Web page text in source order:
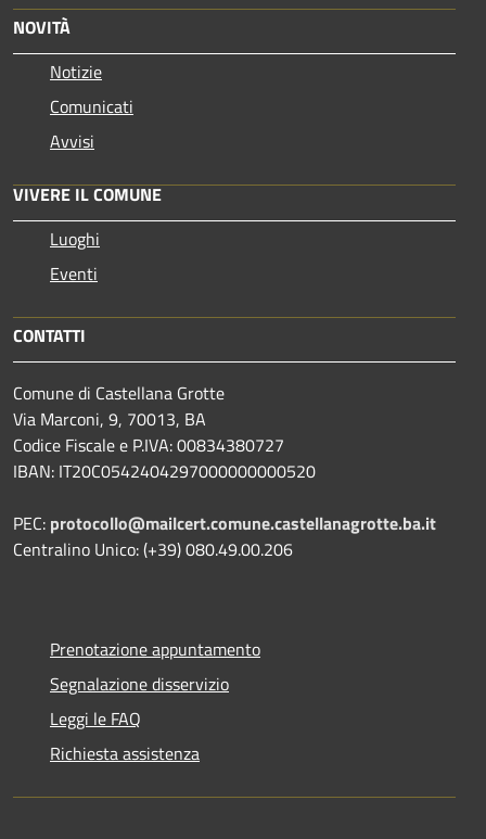
NOVITÀ
Notizie
Comunicati
Avvisi
VIVERE IL COMUNE
Luoghi
Eventi
CONTATTI
Comune di Castellana Grotte
Via Marconi, 9, 70013, BA
Codice Fiscale e P.IVA: 00834380727
IBAN: IT20C0542404297000000000520
PEC: protocollo@mailcert.comune.castellanagrotte.ba.it
Centralino Unico: (+39) 080.49.00.206
Prenotazione appuntamento
Segnalazione disservizio
Leggi le FAQ
Richiesta assistenza